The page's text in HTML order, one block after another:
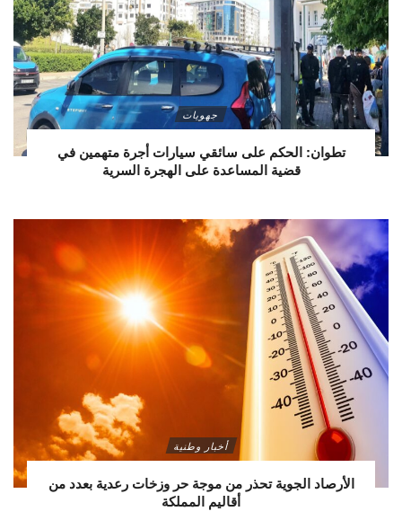
جهويات
تطوان: الحكم على سائقي سيارات أجرة متهمين في
قضية المساعدة على الهجرة السرية
أخبار وطنية
الأرصاد الجوية تحذر من موجة حر وزخات رعدية بعدد من
أقاليم المملكة